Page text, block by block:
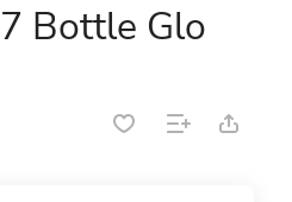
Bottle Glo